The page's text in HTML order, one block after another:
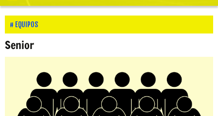
EQUIPOS
Senior